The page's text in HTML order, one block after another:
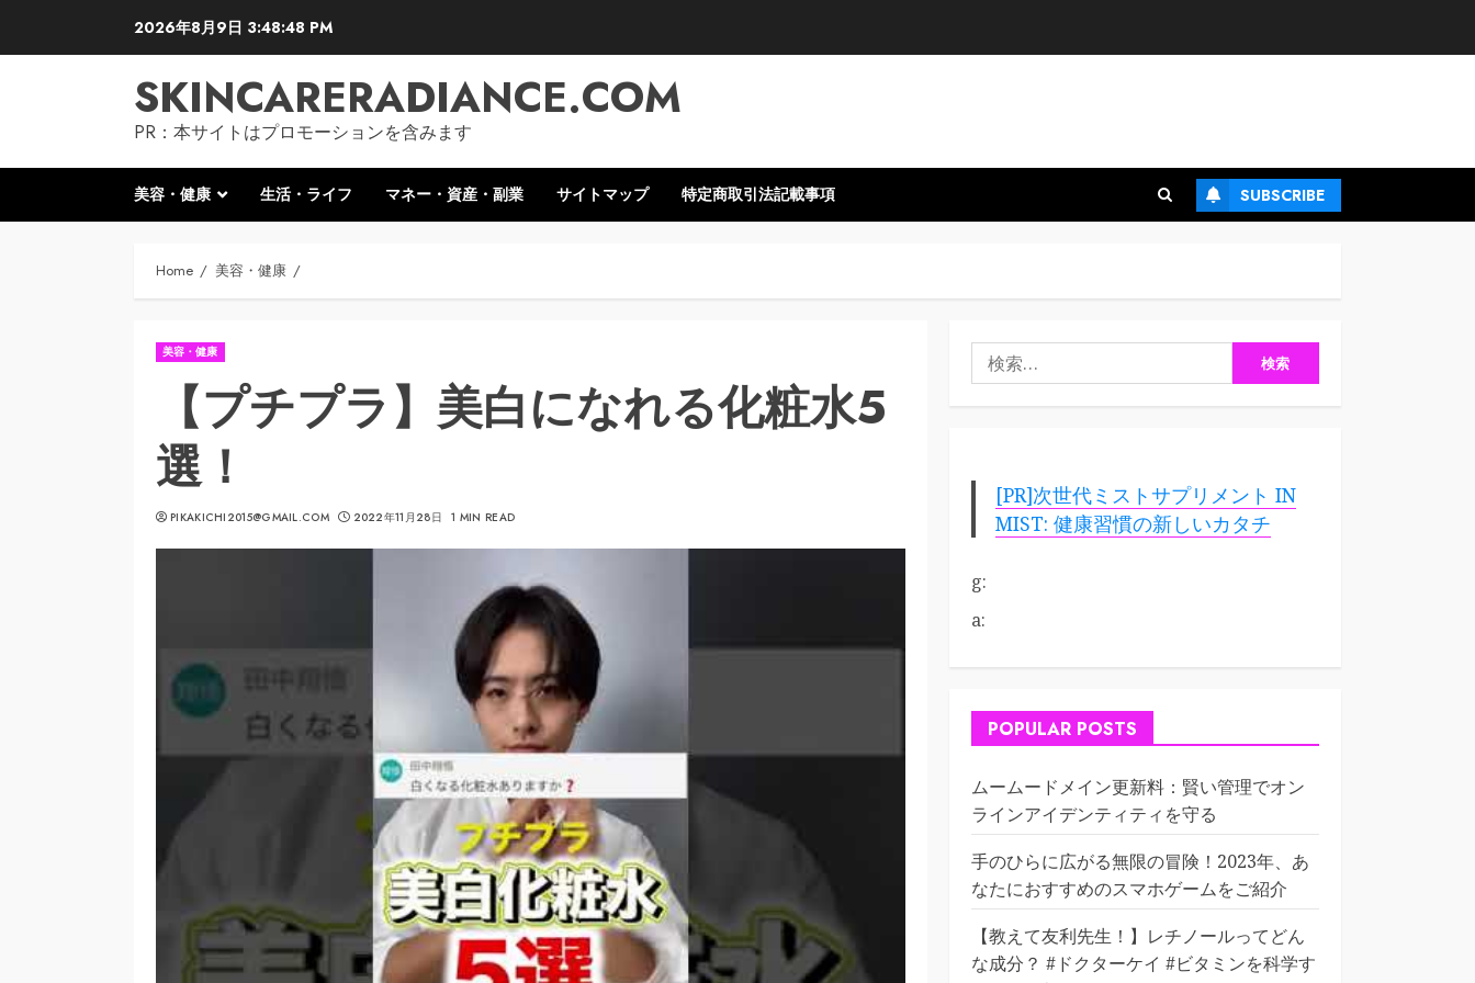
2026年8月9日 3:48:50 PM
SKINCARERADIANCE.COM
PR：本サイトはプロモーションを含みます
美容・健康 生活・ライフ マネー・資産・副業 サイトマップ 特定商取引法記載事項 SUBSCRIBE
Home 美容・健康
美容・健康
【プチプラ】美白になれる化粧水5
選！
PIKAKICHI2015@GMAIL.COM 2022年11月28日 1 MIN READ
検
索:
[PR]次世代ミストサプリメント IN
MIST: 健康習慣の新しいカタチ
g:
a:
POPULAR POSTS
ムームードメイン更新料：賢い管理でオン
ラインアイデンティティを守る
手のひらに広がる無限の冒険！2023年、あ
なたにおすすめのスマホゲームをご紹介
【教えて友利先生！】レチノールってどん
な成分？ #ドクターケイ #ビタミンを科学す